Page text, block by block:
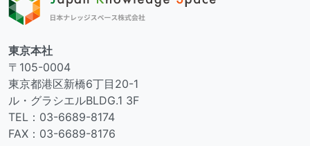
東京本社
〒105-0004
東京都港区新橋6丁目20-1
ル・グラシエルBLDG.1 3F
TEL：03-6689-8174
FAX：03-6689-8176